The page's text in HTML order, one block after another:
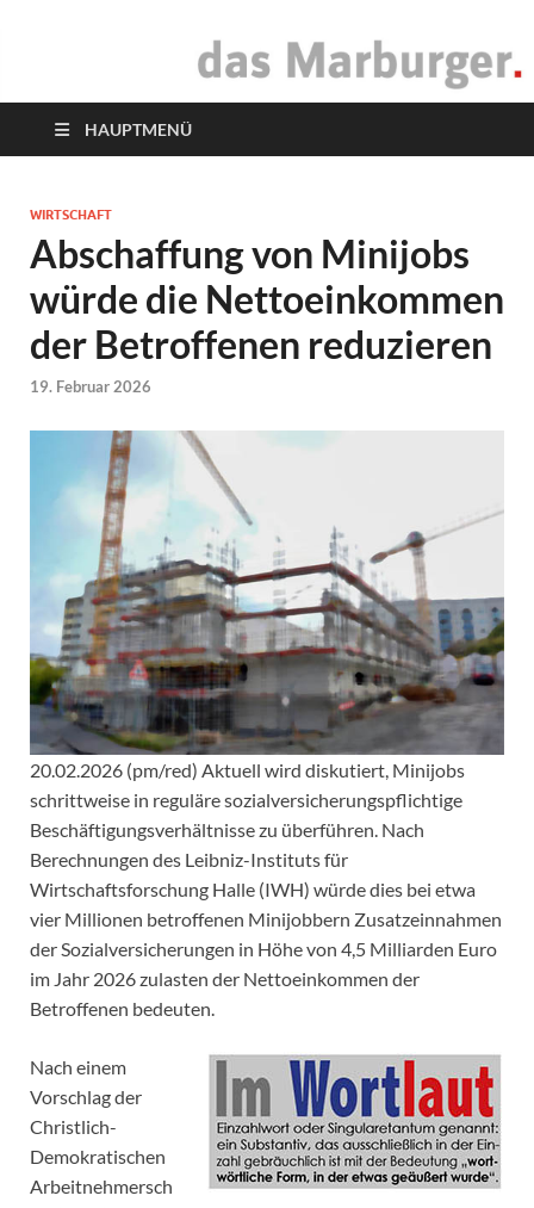
das Marburger.
HAUPTMENÜ
WIRTSCHAFT
Abschaffung von Minijobs
würde die Nettoeinkommen
der Betroffenen reduzieren
19. Februar 2026
20.02.2026 (pm/red) Aktuell wird diskutiert, Minijobs
schrittweise in reguläre sozialversicherungspflichtige
Beschäftigungsverhältnisse zu überführen. Nach
Berechnungen des Leibniz-Instituts für
Wirtschaftsforschung Halle (IWH) würde dies bei etwa
vier Millionen betroffenen Minijobbern Zusatzeinnahmen
der Sozialversicherungen in Höhe von 4,5 Milliarden Euro
im Jahr 2026 zulasten der Nettoeinkommen der
Betroffenen bedeuten.
Nach einem
Vorschlag der
Christlich-
Demokratischen
Arbeitnehmersch